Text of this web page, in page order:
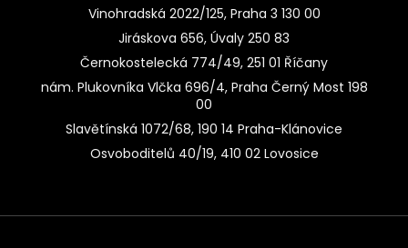
Vinohradská 2022/125, Praha 3 130 00
Jiráskova 656, Úvaly 250 83
Černokostelecká 774/49, 251 01 Říčany
nám. Plukovníka Vlčka 696/4, Praha Černý Most 198
00
Slavětínská 1072/68, 190 14 Praha-Klánovice
Osvoboditelů 40/19, 410 02 Lovosice